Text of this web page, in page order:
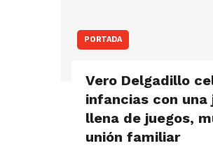
PORTADA
Vero Delgadillo
infancias con una
llena de juegos,
unión familiar